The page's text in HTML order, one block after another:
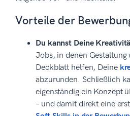
Vorteile der
Du kannst Deine
Jobs, in denen
Deckblatt helfen, Deine
abzurunden. Schließlich
eigenständig ein Konzept
– und damit direkt eine